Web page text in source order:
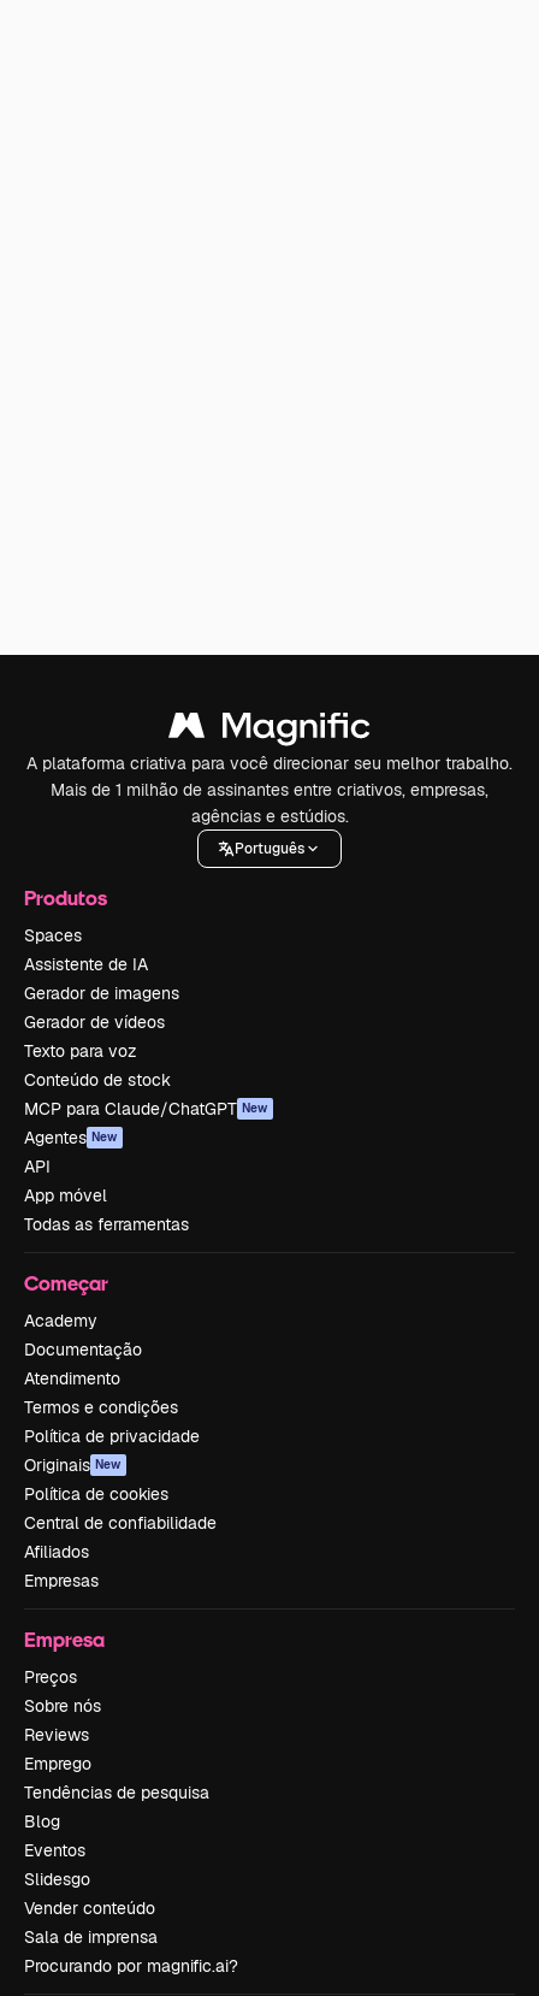
A plataforma criativa para você direcionar seu melhor trabalho.
Mais de 1 milhão de assinantes entre criativos, empresas,
agências e estúdios.
Português
Produtos
Spaces
Assistente de IA
Gerador de imagens
Gerador de vídeos
Texto para voz
Conteúdo de stock
MCP para Claude/ChatGPT New
Agentes New
API
App móvel
Todas as ferramentas
Começar
Academy
Documentação
Atendimento
Termos e condições
Política de privacidade
Originais New
Política de cookies
Central de confiabilidade
Afiliados
Empresas
Empresa
Preços
Sobre nós
Reviews
Emprego
Tendências de pesquisa
Blog
Eventos
Slidesgo
Vender conteúdo
Sala de imprensa
Procurando por magnific.ai?